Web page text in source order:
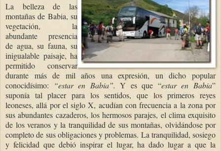
La belleza de las
montañas de Babia, su
vegetación, la
abundante presencia
de agua, su fauna, su
inigualable paisaje, ha
permitido conservar
durante más de mil años una expresión, un dicho popular
conocidísimo:
“estar en Babia”.Y es que “estar en Babia”
suponía tal placer para los sentidos, que los primeros reyes
leoneses, allá por el siglo X, acudían con frecuencia a la zona por
sus abundantes cazaderos, los hermosos parajes, el clima exquisito
de los veranos y la tranquilidad de sus montañas, olvidándose por
completo de sus obligaciones y problemas. La tranquilidad, sosiego
y felicidad que debió inspirar el lugar, ha dado lugar a que la